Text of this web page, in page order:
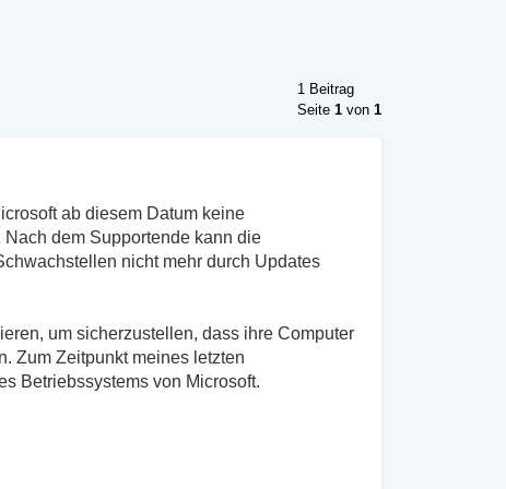
1 Beitrag
Seite1 von1
ab diesem Datum keine
dem Supportende kann die
nicht mehr durch Updates
um sicherzustellen, dass ihre Computer
Zum Zeitpunkt meines letzten
Betriebssystems von Microsoft.